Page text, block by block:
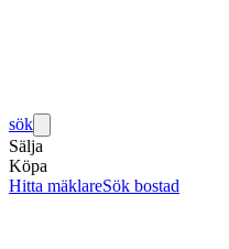
sök
Sälja
Köpa
Hitta mäklareSök bostad